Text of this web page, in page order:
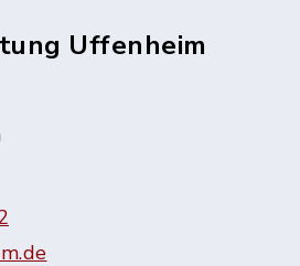
Uffenheim